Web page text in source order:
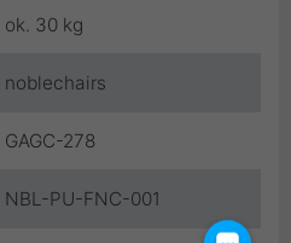
ok. 30 kg
noblechairs
GAGC-278
NBL-PU-FNC-001